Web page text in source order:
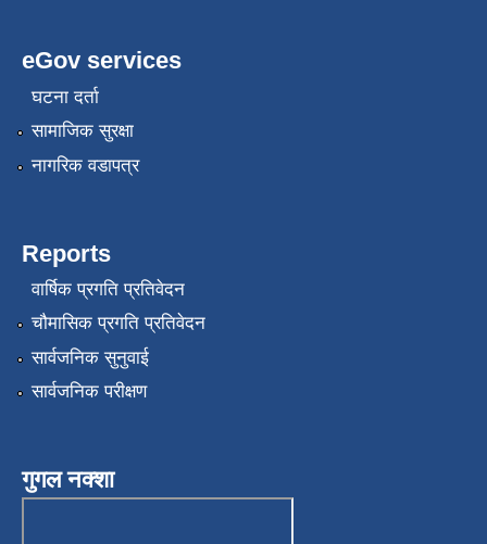
eGov services
घटना दर्ता
सामाजिक सुरक्षा
नागरिक वडापत्र
Reports
वार्षिक प्रगति प्रतिवेदन
चौमासिक प्रगति प्रतिवेदन
सार्वजनिक सुनुवाई
सार्वजनिक परीक्षण
गुगल नक्शा